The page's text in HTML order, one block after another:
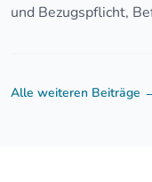
und Bezugspflicht,
Alle weiteren Beiträge